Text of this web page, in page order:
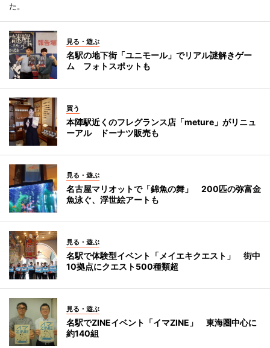
た。
見る・遊ぶ
名駅の地下街「ユニモール」でリアル謎解きゲー
ム フォトスポットも
買う
本陣駅近くのフレグランス店「meture」がリニュ
ーアル ドーナツ販売も
見る・遊ぶ
名古屋マリオットで「錦魚の舞」 200匹の弥富金
魚泳ぐ、浮世絵アートも
見る・遊ぶ
名駅で体験型イベント「メイエキクエスト」 街中
10拠点にクエスト500種類超
見る・遊ぶ
名駅でZINEイベント「イマZINE」 東海圏中心に
約140組